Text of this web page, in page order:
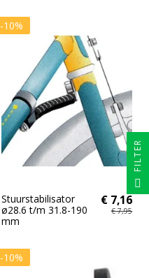
-10%
Stuurstabilisator
ø28.6 t/m 31.8-190
mm
€ 7,16
€ 7,95
-10%
FILTER